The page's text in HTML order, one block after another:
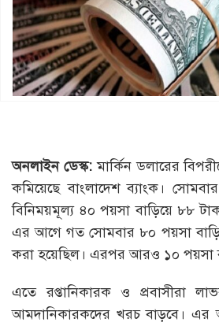
অনলাইন ডেস্ক:মার্কিন ডলারের
কমিয়েছে বাংলাদেশ ব্যাংক।
বিনিময়মূল্য ৪০ পয়সা বাড়িয়ে ৮৮
এর আগে গত সোমবার ৮০ পয়সা
করা হয়েছিল। এরপর আরও ১০ পয়সা
এতে রপ্তানিকারক ও প্রবাসীরা
আমদানিকারকদের খরচ বাড়বে।